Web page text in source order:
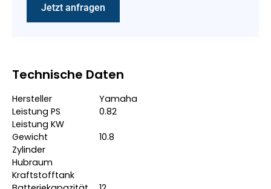
Jetzt anfragen
Technische Daten
Hersteller
Yamaha
Leistung PS
0.82
Leistung KW
Gewicht
10.8
Zylinder
Hubraum
Kraftstofftank